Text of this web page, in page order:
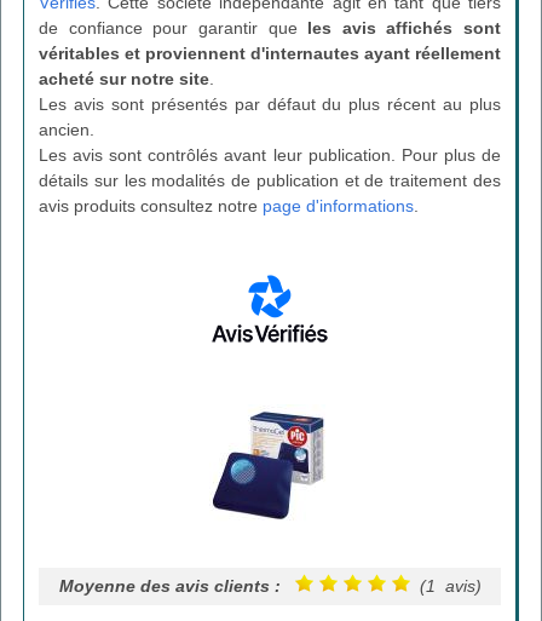
de confiance pour garantir que les avis affichés sont
véritables et proviennent d'internautes ayant réellement
acheté sur notre site
Les avis sont présentés par défaut du plus récent au plus
ancien.
Les avis sont contrôlés avant leur publication. Pour plus de
détails sur les modalités de publication et de traitement des
avis produits consultez notre page d'informations
Moyenne des avis clients : (1 avis)